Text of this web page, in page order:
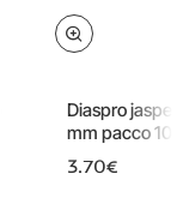
Diaspro
mm pacco
3.70€